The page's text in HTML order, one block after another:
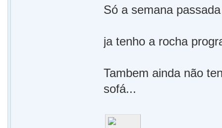
Só a semana
ja tenho a rocha
Tambem ainda não
sofá...